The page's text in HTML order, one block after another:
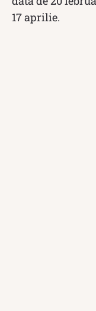
17 aprilie.